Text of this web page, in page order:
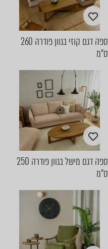
ספה דגם קוזי בגוון פודרה 260
ס"מ
ספה דגם מישל בגוון פודרה 250
ס"מ